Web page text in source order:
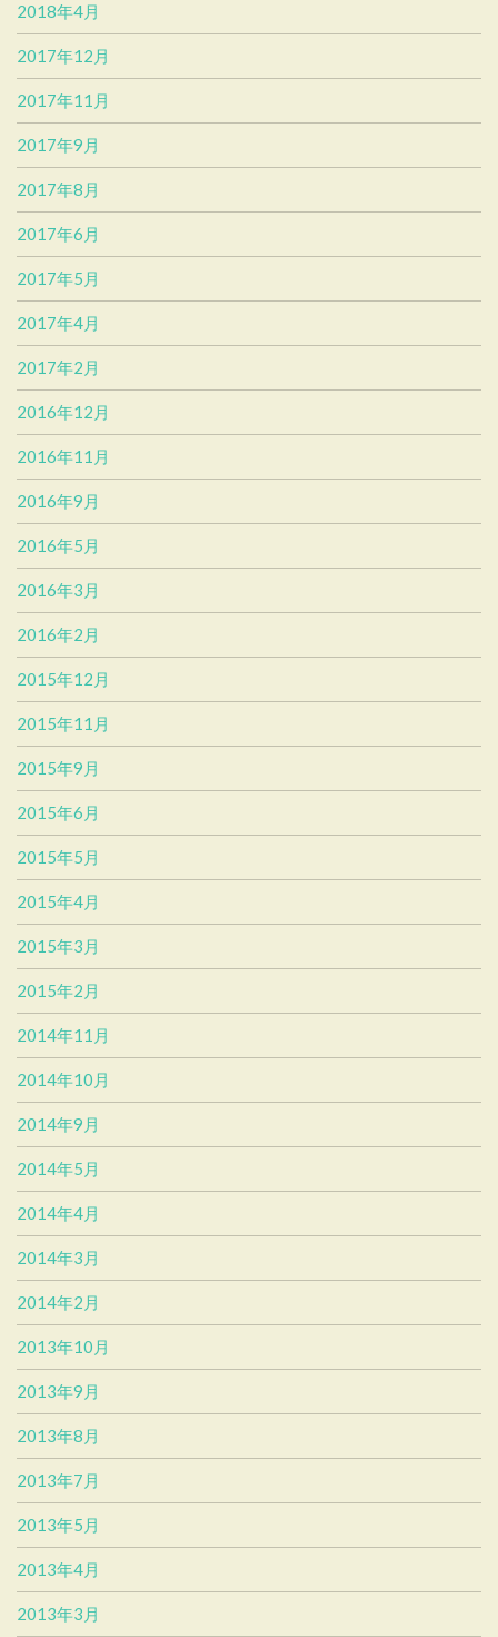
2018年4月
2017年12月
2017年11月
2017年9月
2017年8月
2017年6月
2017年5月
2017年4月
2017年2月
2016年12月
2016年11月
2016年9月
2016年5月
2016年3月
2016年2月
2015年12月
2015年11月
2015年9月
2015年6月
2015年5月
2015年4月
2015年3月
2015年2月
2014年11月
2014年10月
2014年9月
2014年5月
2014年4月
2014年3月
2014年2月
2013年10月
2013年9月
2013年8月
2013年7月
2013年5月
2013年4月
2013年3月